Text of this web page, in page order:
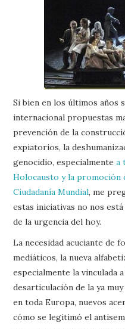
Si bien en los últimos años
internacional propuestas
prevención de la
expiatorios, la
genocidio, especialmentea
Holocausto y la promoción
Ciudadanía Mundial, me
estas iniciativas no nos
de la urgencia del hoy.
La necesidad acuciante de
mediáticos, la nueva
especialmente la vinculada
desarticulación de la ya
en toda Europa, nuevos
cómo se legitimó el